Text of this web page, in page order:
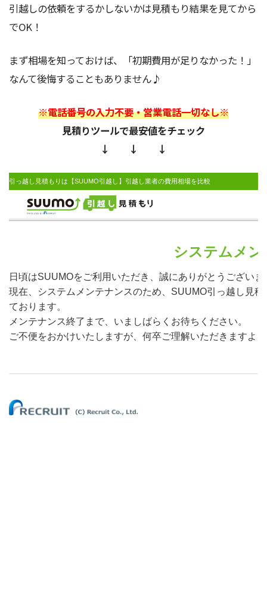
引越しの依頼をするかしないかは見積もり結果を見てから
でOK！
まず相場を知っておけば、「初期費用が足りなかった！」
なんて後悔することもありません♪
※電話番号の入力不要・営業電話一切なし※
見積りツールで最安値をチェック
↓ ↓ ↓